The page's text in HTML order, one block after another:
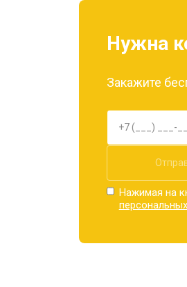
Нужна
Закажите
Нажимая на